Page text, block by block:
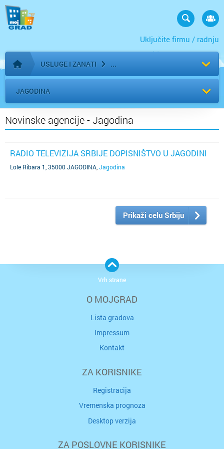
Uključite firmu / radnju
Početna stranica
USLUGE I ZANATI
JAGODINA
Novinske agencije - Jagodina
RADIO TELEVIZIJA SRBIJE DOPISNIŠTVO U JAGODINI
Lole Ribara 1, 35000 JAGODINA Jagodina
Prikaži celu Srbiju
O MOJGRAD
Lista gradova
Impressum
Kontakt
ZA KORISNIKE
Registracija
Vremenska prognoza
Desktop verzija
ZA POSLOVNE KORISNIKE
Vrh strane